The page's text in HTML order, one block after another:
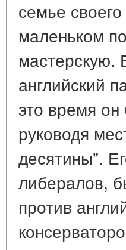
семье
маленьком
мастерскую.
английский
это время
руководя
десятины".
либералов,
против